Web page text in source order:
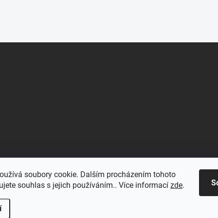
soubory cookie. Dalším procházením tohoto
souhlas s jejich používáním.. Více informací zde.